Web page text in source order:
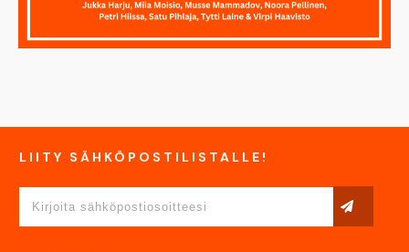
LIITY SÄHKÖPOSTILISTALLE!